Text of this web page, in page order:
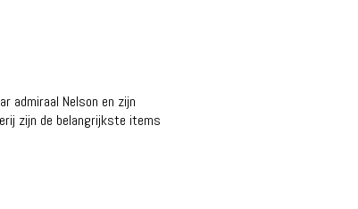
admiraal Nelson en zijn
zijn de belangrijkste items